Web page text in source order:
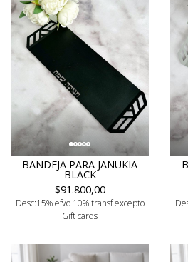
BANDEJA PARA JANUKIA
BLACK
$91.800,00
Desc:15% efvo 10% transf excepto
Gift cards